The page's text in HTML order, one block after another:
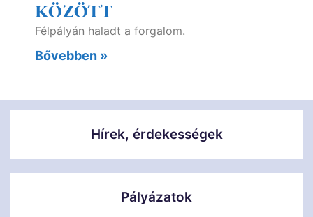
KÖZÖTT
Félpályán haladt a forgalom.
Bővebben »
Hírek, érdekességek
Pályázatok